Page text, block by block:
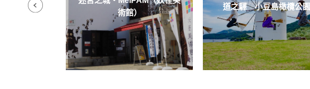
術館）
道之驛 小豆島橄欖公園